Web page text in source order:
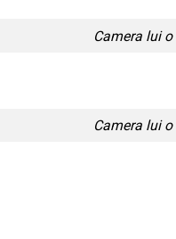
Camera lui
Camera lui